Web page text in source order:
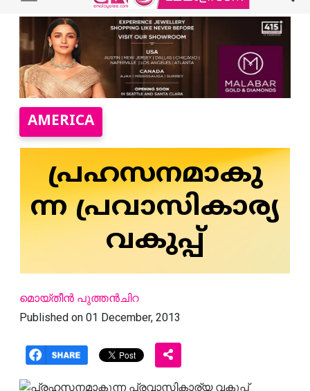
AMERICA
പ്രഹസനമാകു
ന്ന പ്രവാസികാര്യ
വകുപ്പ്‌
മൊയ്‌തീന്‍ പുത്തന്‍ചിറ
Published on 01 December, 2013